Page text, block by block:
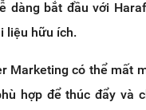
dàng bắt đầu với
liệu hữu ích.
Marketing có thể mất
hợp để thúc đẩy và